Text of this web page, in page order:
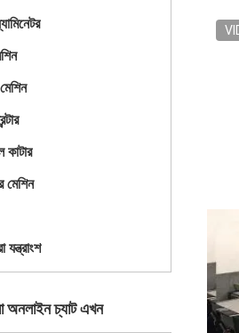
কাটার
মেশিন
যন্ত্রাংশ
অনলাইন চ্যাট এখন